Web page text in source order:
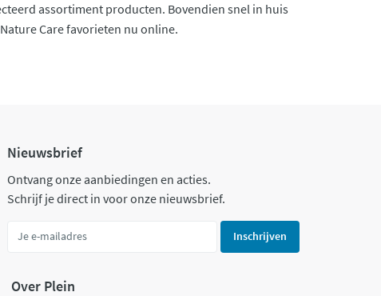
assortiment producten. Bovendien snel in huis
Care favorieten nu online.
Nieuwsbrief
Ontvang onze aanbiedingen en acties.
Schrijf je direct in voor onze nieuwsbrief.
Inschrijven
Over Plein